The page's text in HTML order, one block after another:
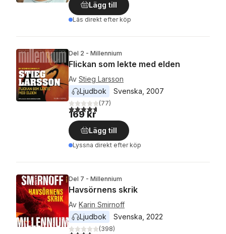
Lägg till
Läs direkt efter köp
Del 2 - Millennium
Flickan som lekte med elden
Av Stieg Larsson
Ljudbok
Svenska 2007
4,7utav 5 stjärnor. Totalt antal röster:
(77)
169 kr
Lägg till
Lyssna direkt efter köp
Del 7 - Millennium
Havsörnens skrik
Av Karin Smirnoff
Ljudbok
Svenska 2022
(398)